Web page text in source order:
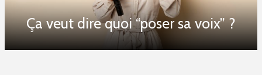
Ça veut dire quoi “poser sa voix” ?